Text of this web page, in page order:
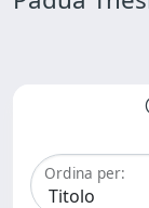
Ordina per: